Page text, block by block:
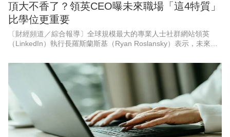
頂大不香了？領英CEO曝未來職場「這4特質」
比學位更重要
〔財經頻道／綜合報導〕全球規模最大的專業人士社群網站領英
（LinkedIn）執行長羅斯蘭斯基（Ryan Roslansky）表示，未來的
些適應